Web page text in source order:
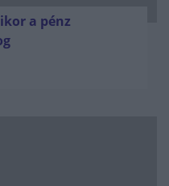
a pénz